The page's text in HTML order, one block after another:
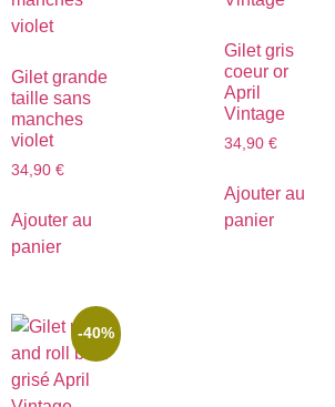
Gilet grande
taille sans
manches
violet
34,90 €
Ajouter au
panier
Gilet gris
coeur or
April
Vintage
34,90 €
Ajouter au
panier
-40%